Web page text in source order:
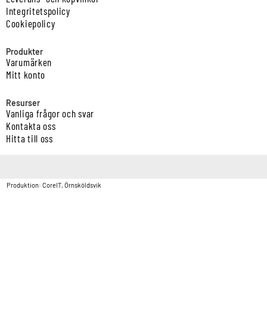
Integritetspolicy
Cookiepolicy
Produkter
Varumärken
Mitt konto
Resurser
Vanliga frågor och svar
Kontakta oss
Hitta till oss
Produktion: CoreIT, Örnsköldsvik